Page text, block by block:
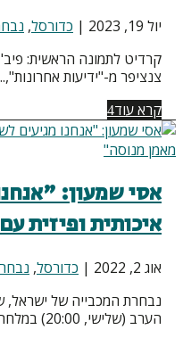
יול 19, 2023 | כדורסל,
קרדיט לתמונה הראשית:
צנציפר מ-"ידיעות
קרא עוד
אסי שמעון:
איכותית ופיזית
אוג 2, 2022 | כדורסל,
נבחרת המכבייה של ישראל,
הערב (שלישי, 20:00) במלחה את מכללת...